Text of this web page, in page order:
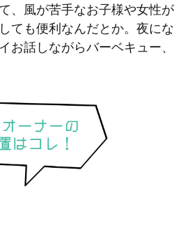
、風が苦手なお子様や女性が
ても便利なんだとか。夜にな
お話しながらバーベキュー、